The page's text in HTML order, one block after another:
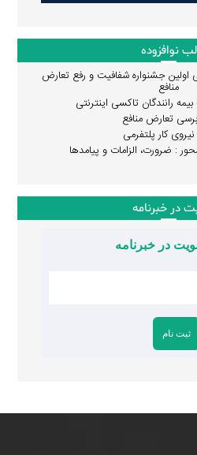
نوافزوده
جشنواره شفافیت و رفع تعارض
منافع
رانندگان تاکسی اینترنتی
تعارض منافع
کار پلتفرمی
: ضرورت، الزامات و پیامدها
در خبرنامه
در خبرنامه